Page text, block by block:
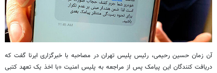
آن زمان حسین رحیمی، رئیس پلیس تهران در مصاحبه با خبرگزاری ایرنا گفت که
دریافت کنندگان این پیامک‌ پس از مراجعه به پلیس امنیت «با اخذ یک تعهد کتبی